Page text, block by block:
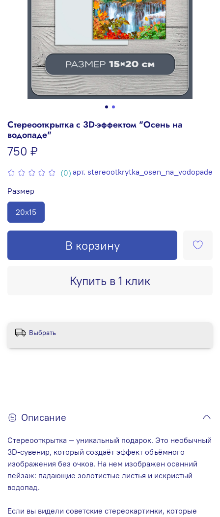
(0) арт. stereootkrytka_osen_na_vodopade
Стереооткрытка с 3D-эффектом "Осень на
водопаде"
750 ₽
В корзину
Купить в 1 клик
Размер
20х15
Выбрать
Описание
Стереооткрытка — уникальный подарок. Это необычный
3D-сувенир, который создаёт эффект объёмного
изображения без очков. На нем изображен осенний
пейзаж: падающие золотистые листья и искристый
водопад.
Если вы видели советские стереокартинки, которые